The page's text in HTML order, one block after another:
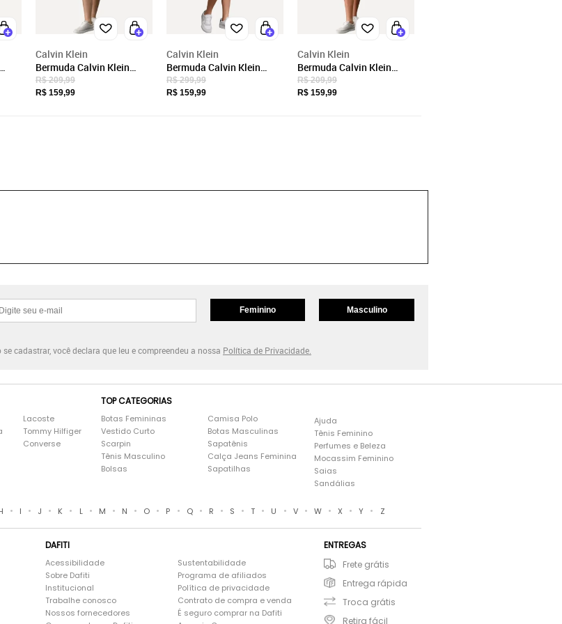
Calvin Klein
Bermuda Calvin Klein
Infantil Color Curta Paper
Caqui Claro
R$ 209,99
R$ 159,99
Calvin Klein
Bermuda Calvin Klein
Infantil Color Curta Paper
Azul Marinho
R$ 299,99
R$ 159,99
Calvin Klein
Bermuda Calvin Klein
Infantil Color Curta Paper
TAG CK Caqui Claro
R$ 209,99
R$ 159,99
Feminino Masculino
se cadastrar, você declara que leu e compreendeu a nossa Política de Privacidade.
Lacoste
Tommy Hilfiger
Converse
TOP CATEGORIAS
Botas Femininas
Vestido Curto
Scarpin
Tênis Masculino
Bolsas
Camisa Polo
Botas Masculinas
Sapatênis
Calça Jeans Feminina
Sapatilhas
Ajuda
Tênis Feminino
Perfumes e Beleza
Mocassim Feminino
Saias
Sandálias
• I • J • K • L • M • N • O • P • Q • R • S • T • U • V • W • X • Y • Z
DAFITI
Acessibilidade
Sobre Dafiti
Institucional
Trabalhe conosco
Nossos fornecedores
Sustentabilidade
Programa de afiliados
Política de privacidade
Contrato de compra e venda
É seguro comprar na Dafiti
ENTREGAS
Frete grátis
Entrega rápida
Troca grátis
Retira fácil